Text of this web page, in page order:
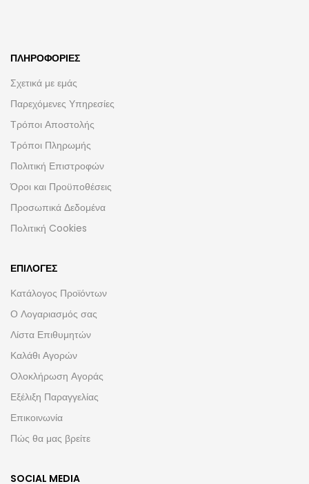
ΠΛΗΡΟΦΟΡΊΕΣ
Σχετικά με εμάς
Παρεχόμενες Υπηρεσίες
Τρόποι Αποστολής
Τρόποι Πληρωμής
Πολιτική Επιστροφών
Όροι και Προϋποθέσεις
Προσωπικά Δεδομένα
Πολιτική Cookies
ΕΠΙΛΟΓΈΣ
Κατάλογος Προϊόντων
Ο Λογαριασμός σας
Λίστα Επιθυμητών
Καλάθι Αγορών
Ολοκλήρωση Αγοράς
Εξέλιξη Παραγγελίας
Επικοινωνία
Πώς θα μας βρείτε
SOCIAL MEDIA